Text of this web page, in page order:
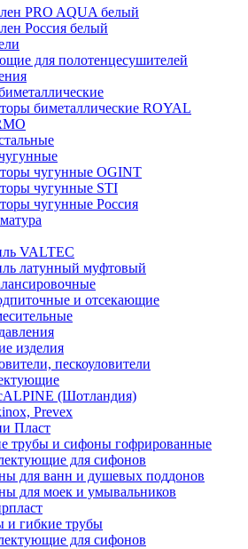
PRO AQUA белый
Россия белый
для полотенцесушителей
биметаллические ROYAL
чугунные OGINT
чугунные STI
чугунные Россия
VALTEC
латунный муфтовый
и отсекающие
изделия
пескоуловители
(Шотландия)
Prevex
Пласт
трубы и сифоны гофрированные
для сифонов
для ванн и душевых поддонов
для моек и умывальников
и гибкие трубы
для сифонов